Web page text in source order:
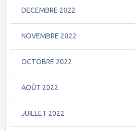
DECEMBRE 2022
NOVEMBRE 2022
OCTOBRE 2022
AOÛT 2022
JUILLET 2022